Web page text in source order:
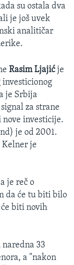
su ostala dva
je još uvek
analitičar
Rasim Ljajićje
investicionog
je Srbija
za strane
nove investicije.
je od 2001.
Kelner je
je reč o
da će tu biti bilo
biti novih
33
a "nakon